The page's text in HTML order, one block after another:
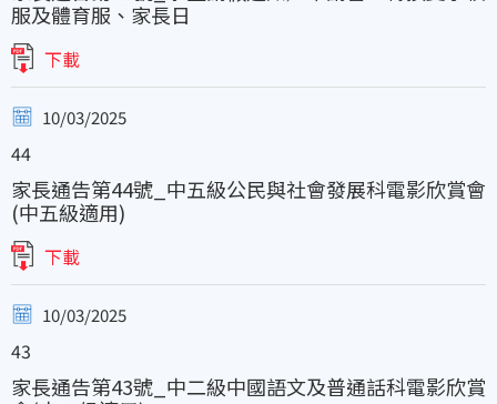
服及體育服、家長日
下載
10/03/2025
44
家長通告第44號_中五級公民與社會發展科電影欣賞會
(中五級適用)
下載
10/03/2025
43
家長通告第43號_中二級中國語文及普通話科電影欣賞